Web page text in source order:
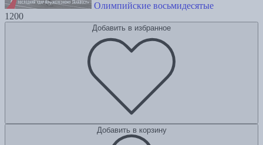
Олимпийские восьмидесятые
1200
Добавить в избранное
Добавить в корзину